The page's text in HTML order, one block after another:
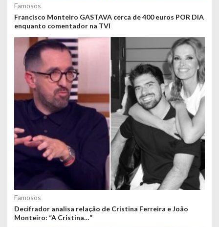
Famosos
Francisco Monteiro GASTAVA cerca de 400 euros POR DIA
enquanto comentador na TVI
Famosos
Decifrador analisa relação de Cristina Ferreira e João
Monteiro: “A Cristina…”